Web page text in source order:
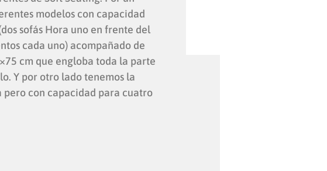
modelos con capacidad
sofás Hora uno en frente del
cada uno) acompañado de
cm que engloba toda la parte
Y por otro lado tenemos la
pero con capacidad para cuatro